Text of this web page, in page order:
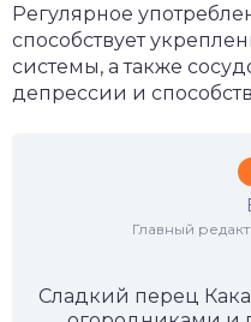
Регулярное
способствует
системы, а также
депрессии и
Главный
Сладкий перец